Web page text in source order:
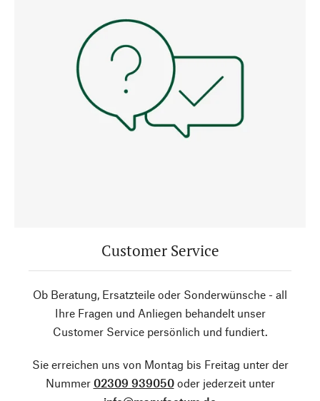
Customer Service
Ob Beratung, Ersatzteile oder Sonderwünsche - all
Ihre Fragen und Anliegen behandelt unser
Customer Service persönlich und fundiert.
Sie erreichen uns von Montag bis Freitag unter der
Nummer 02309 939050oder jederzeit unter